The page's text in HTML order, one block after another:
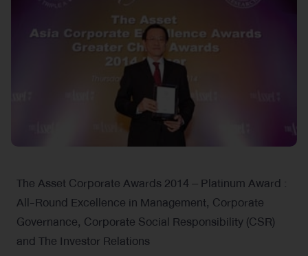
The Asset Corporate Awards 2014 – Platinum Award :
All-Round Excellence in Management, Corporate
Governance, Corporate Social Responsibility (CSR)
and The Investor Relations